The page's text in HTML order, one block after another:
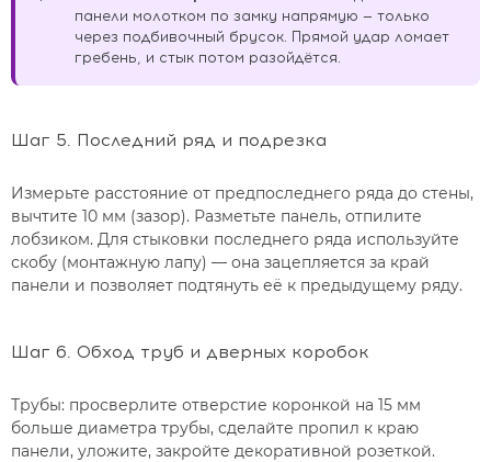
панели молотком по замку напрямую — только
через подбивочный брусок. Прямой удар ломает
гребень, и стык потом разойдётся.
Шаг 5. Последний ряд и подрезка
Измерьте расстояние от предпоследнего ряда до стены,
вычтите 10 мм (зазор). Разметьте панель, отпилите
лобзиком. Для стыковки последнего ряда используйте
скобу (монтажную лапу) — она зацепляется за край
панели и позволяет подтянуть её к предыдущему ряду.
Шаг 6. Обход труб и дверных коробок
Трубы: просверлите отверстие коронкой на 15 мм
больше диаметра трубы, сделайте пропил к краю
панели, уложите, закройте декоративной розеткой.